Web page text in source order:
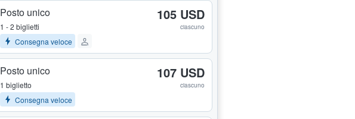
Posto unico
1 - 2 biglietti
Consegna veloce
105 USD
ciascuno
Posto unico
1 biglietto
Consegna veloce
107 USD
ciascuno